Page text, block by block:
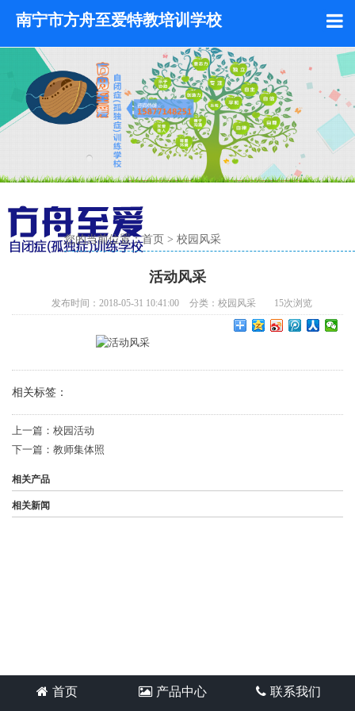
南宁市方舟至爱特教培训学校
您的当前位置：首页 > 校园风采
活动风采
发布时间：2018-05-31 10:41:00 分类： 校园风采 15次浏览
相关标签：
上一篇： 校园活动
下一篇： 教师集体照
相关产品
相关新闻
首页 产品中心 联系我们